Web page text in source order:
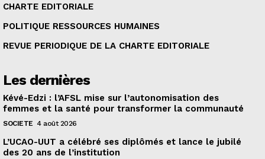
CHARTE EDITORIALE
POLITIQUE RESSOURCES HUMAINES
REVUE PERIODIQUE DE LA CHARTE EDITORIALE
Les dernières
Kévé-Edzi : l’AFSL mise sur l’autonomisation des
femmes et la santé pour transformer la communauté
SOCIETE 4 août 2026
L’UCAO-UUT a célébré ses diplômés et lance le jubilé
des 20 ans de l’institution